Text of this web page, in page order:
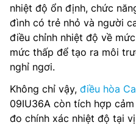
nhiệt độ ổn định, chức
đình có trẻ nhỏ và người
điều chỉnh nhiệt độ về
mức thấp để tạo ra môi
nghỉ ngơi.
Không chỉ vậy, điều hòa
09IU36A còn tích hợp
đo chính xác nhiệt độ tại